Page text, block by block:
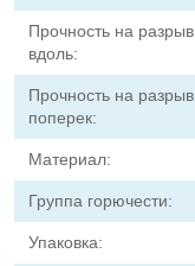
Прочность на разрыв
вдоль:
Прочность на разрыв
поперек:
Материал:
Группа горючести:
Упаковка: